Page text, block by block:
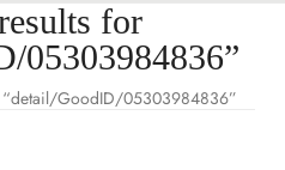
for
05303984836”
“detail/GoodID/05303984836”